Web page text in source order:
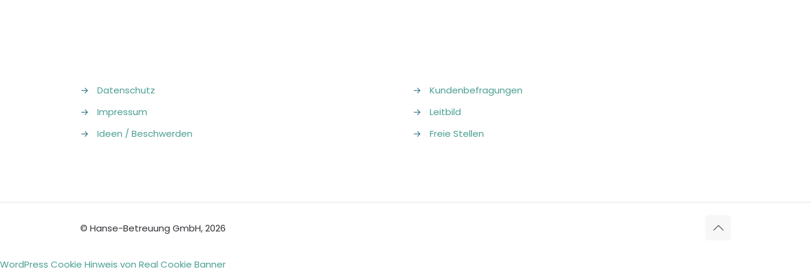
→
Datenschutz
→
Impressum
→
Ideen / Beschwerden
→
Kundenbefragungen
→
Leitbild
→
Freie Stellen
© Hanse-Betreuung GmbH, 2026
WordPress Cookie Hinweis von Real Cookie Banner